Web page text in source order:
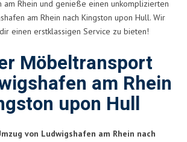
am Rhein und genieße einen unkomplizierten
am Rhein nach Kingston upon Hull. Wir
einen erstklassigen Service zu bieten!
Möbeltransport
am Rhein
upon Hull
von Ludwigshafen am Rhein nach